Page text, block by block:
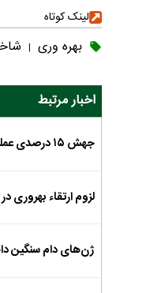
لینک کوتاه
بهره وری |
اخبار مرتبط
جهش ۱۵ درصدی عملکرد شکر با ارقام جدید چغندرقند/ افزایش درآمد تا ۵۰ میلیون تومان در هر هکتار
لزوم ارتقاء بهروری
ژن‌‌های دام سنگین